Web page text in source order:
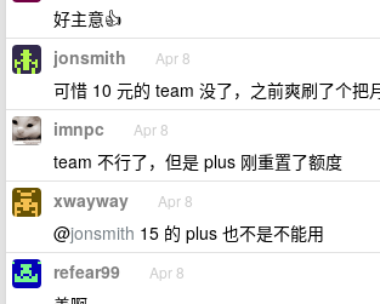
好主意👍
jonsmith Apr 8
可惜 10 元的 team 没了，之前爽刷了个把
imnpc Apr 8
team 不行了，但是 plus 刚重置了额度
xwayway Apr 8
@jonsmith 15 的 plus 也不是不能用
refear99 Apr 8